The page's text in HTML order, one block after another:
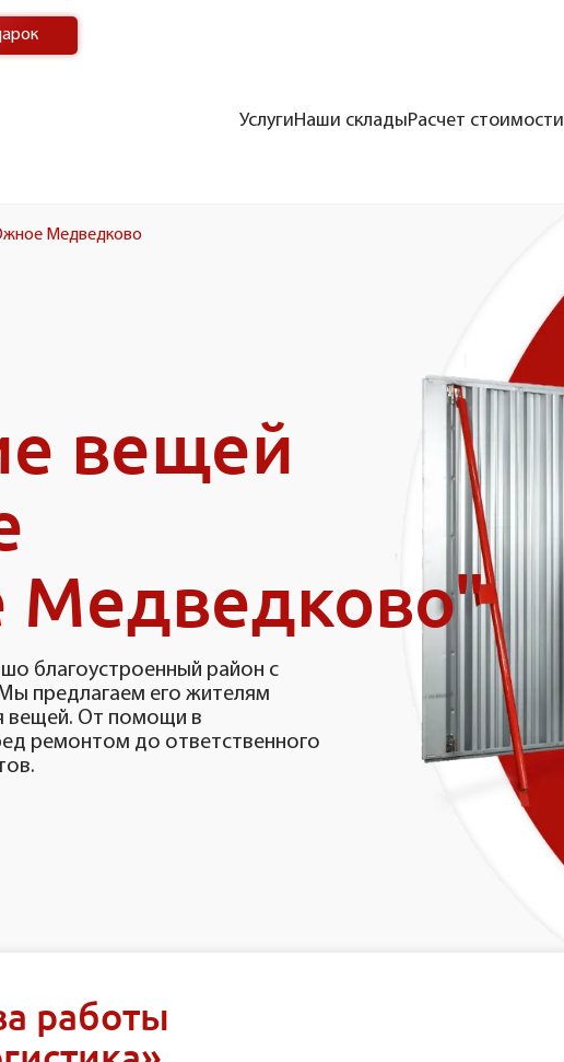
УслугиНаши складыРасчет стоимости
Медведково
вещей
благоустроенный район с
предлагаем его жителям
вещей. От помощи в
ремонтом до ответственного
работы